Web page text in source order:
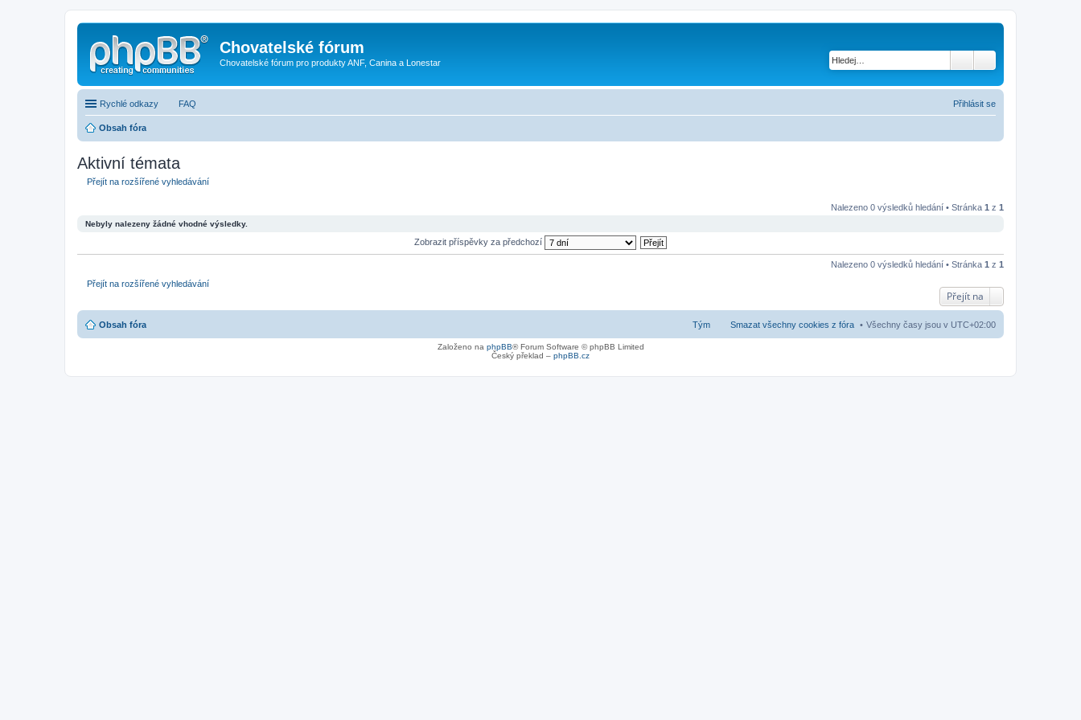
Chovatelské fórum
Chovatelské fórum pro produkty ANF, Canina a Lonestar
Rychlé odkazy FAQ Přihlásit se
Obsah fóra
Aktivní témata
Přejít na rozšířené vyhledávání
Nalezeno 0 výsledků hledání • Stránka 1 z 1
Nebyly nalezeny žádné vhodné výsledky.
Zobrazit příspěvky za předchozí
Nalezeno 0 výsledků hledání • Stránka 1 z 1
Přejít na rozšířené vyhledávání
Přejít na
Obsah fóra Všechny časy jsou v UTC+02:00
Smazat všechny cookies z fóra
Tým
Založeno na phpBB® Forum Software © phpBB Limited
Český překlad – phpBB.cz